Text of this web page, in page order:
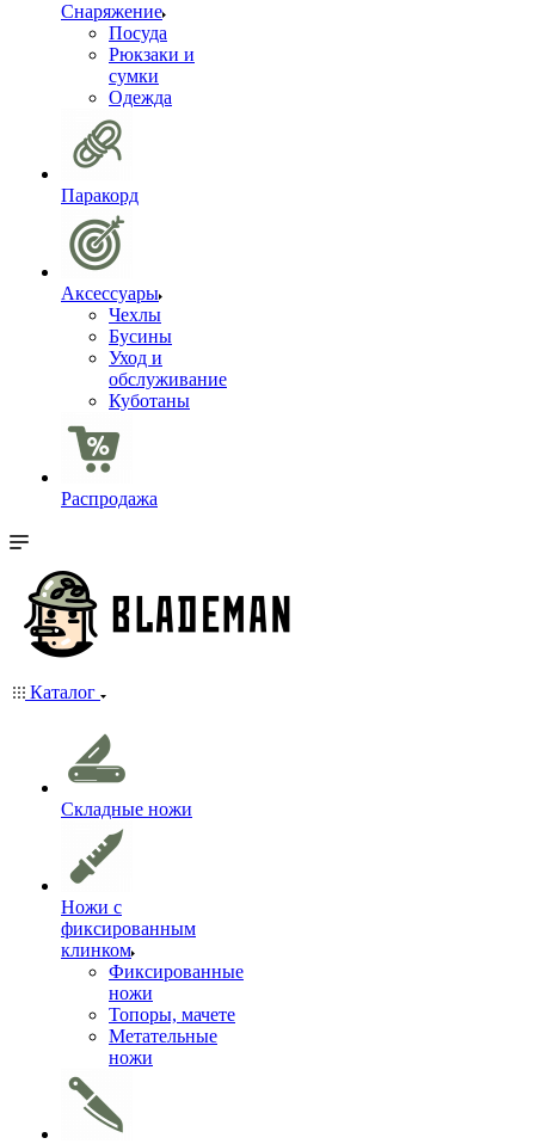
Снаряжение
Посуда
Рюкзаки и
сумки
Одежда
Паракорд
Аксессуары
Чехлы
Бусины
Уход и
обслуживание
Куботаны
Распродажа
Каталог
Складные ножи
Ножи с
фиксированным
клинком
Фиксированные
ножи
Топоры, мачете
Метательные
ножи